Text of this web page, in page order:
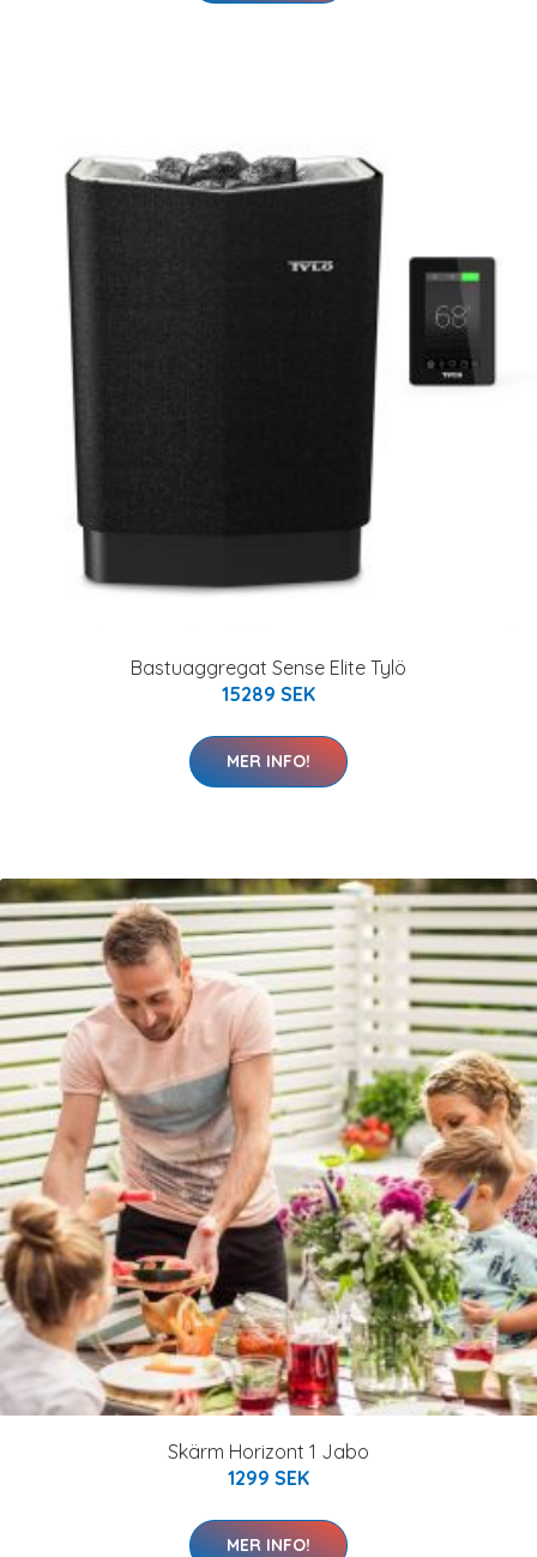
Bastuaggregat Sense Elite Tylö
15289 SEK
MER INFO!
Skärm Horizont 1 Jabo
1299 SEK
MER INFO!